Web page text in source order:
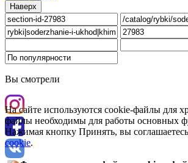
Наверх
Вы смотрели
На сайте используются cookie-файлы для
файлы необходимы для работы основных
Нажимая кнопку Принять, вы
cookie.